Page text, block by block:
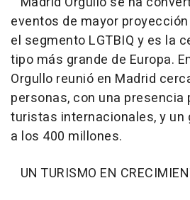
eventos de mayor
el segmento LGTBIQ y es la
tipo más grande de Europa.
Orgullo reunió en Madrid
personas, con una presencia
turistas internacionales, y
a los 400 millones.
UN TURISMO EN